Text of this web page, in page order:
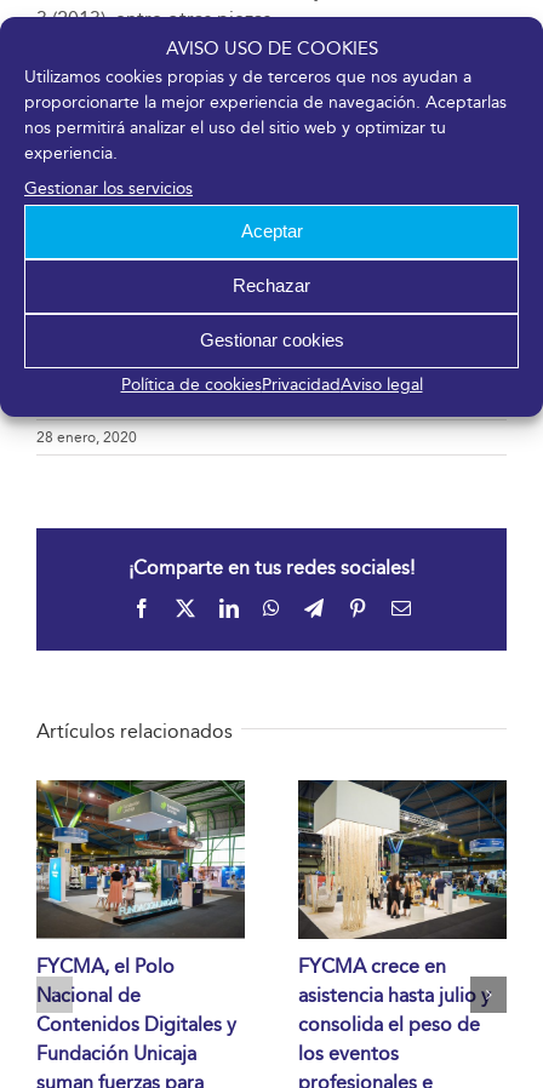
AVISO USO DE COOKIES
Utilizamos cookies propias y de terceros que nos ayudan a
proporcionarte la mejor experiencia de navegación. Aceptarlas
nos permitirá analizar el uso del sitio web y optimizar tu
experiencia.
Gestionar los servicios
Aceptar
Rechazar
Gestionar cookies
Política de cookiesPrivacidadAviso legal
3 (2013), entre otras piezas.
Finalmente, el sábado se vivieron los momentos
emotivos de la feria en los homenajes, por un lado, a
la Empresa Malagueña de Transportes (EMT) por sus
70 años de historia, con entregas de placas diversas y
una buena exposición de autobuses, y, por otro lado,
motociclismo Guido Guarnieri, afincado en Málaga
desde joven, por su trayectoria, con entrega de una
DESCARGAR EN PDF
28 enero, 2020
¡Comparte en tus redes sociales!
Facebook LinkedInWhatsApp
TelegramPinterestCorreo
Artículos relacionados
FYCMA, el Polo
Nacional de
Contenidos Digitales y
Fundación Unicaja
suman fuerzas para
FYCMA crece en
asistencia hasta julio y
consolida el peso de
los eventos
profesionales e